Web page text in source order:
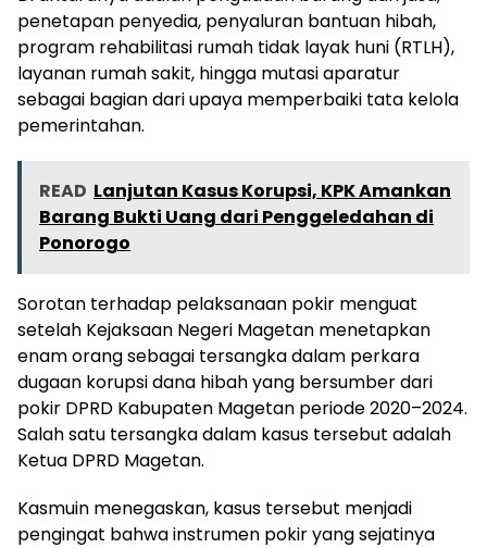
penetapan penyedia, penyaluran bantuan hibah,
program rehabilitasi rumah tidak layak huni (RTLH),
layanan rumah sakit, hingga mutasi aparatur
sebagai bagian dari upaya memperbaiki tata kelola
pemerintahan.
READ Lanjutan Kasus Korupsi, KPK Amankan
Barang Bukti Uang dari Penggeledahan di
Ponorogo
Sorotan terhadap pelaksanaan pokir menguat
setelah Kejaksaan Negeri Magetan menetapkan
enam orang sebagai tersangka dalam perkara
dugaan korupsi dana hibah yang bersumber dari
pokir DPRD Kabupaten Magetan periode 2020–2024.
Salah satu tersangka dalam kasus tersebut adalah
Ketua DPRD Magetan.
Kasmuin menegaskan, kasus tersebut menjadi
pengingat bahwa instrumen pokir yang sejatinya